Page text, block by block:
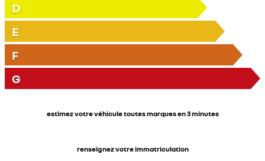
D
E
F
G
estimez votre véhicule toutes marques en 3 minutes
renseignez votre immatriculation